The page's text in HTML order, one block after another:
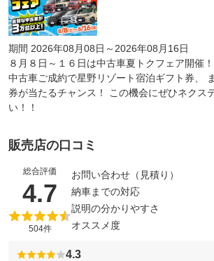
期間 2026年08月08日～2026年08月16日
８月８日～１６日は中古車夏トクフェア開催
中古車ご成約で星野リゾート宿泊ギフト券、
券が当たるチャンス！ この機会にぜひネクス
い！！
販売店の口コミ
総合評価
4.7 （5点満点中）
504件
お問い合わせ（見積り）
納車までの対応
説明の分かりやすさ
オススメ度
4.3